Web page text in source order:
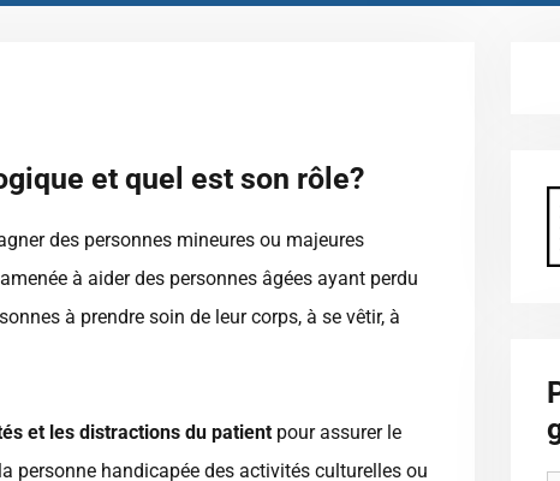
et quel est son rôle?
des personnes mineures ou majeures
à aider des personnes âgées ayant perdu
à prendre soin de leur corps, à se vêtir, à
et les distractions du patient pour assurer le
personne handicapée des activités culturelles ou